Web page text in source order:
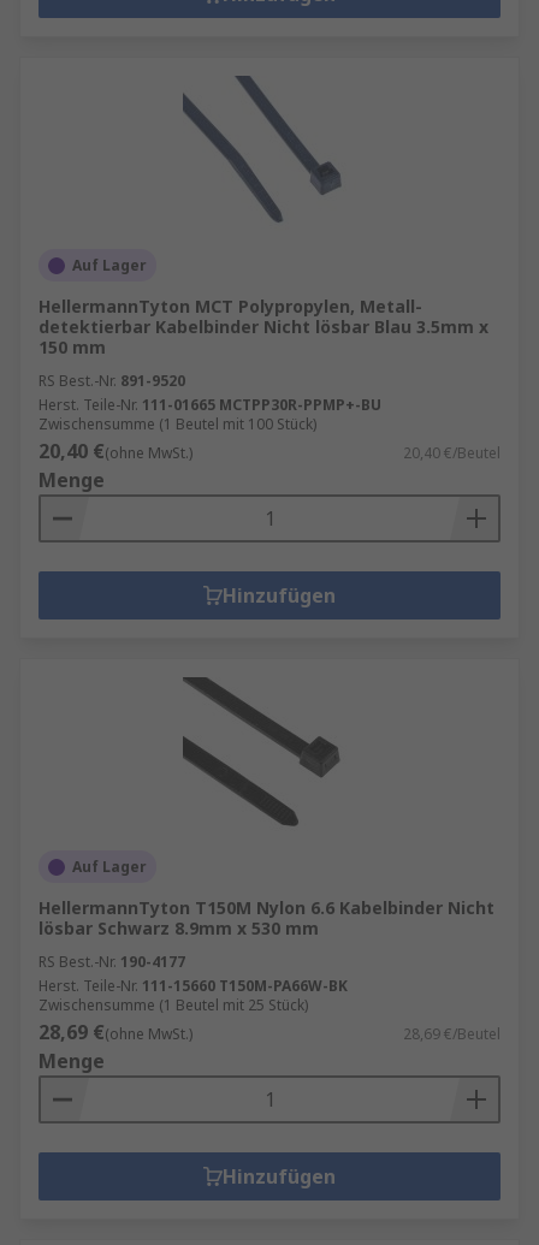
Auf Lager
HellermannTyton MCT Polypropylen, Metall-
detektierbar Kabelbinder Nicht lösbar Blau 3.5mm x
150 mm
RS Best.-Nr. 891-9520
Herst. Teile-Nr. 111-01665 MCTPP30R-PPMP+-BU
Zwischensumme (1 Beutel mit 100 Stück)
20,40 €(ohne MwSt.) 20,40 €/Beutel
Menge
Hinzufügen
Auf Lager
HellermannTyton T150M Nylon 6.6 Kabelbinder Nicht
lösbar Schwarz 8.9mm x 530 mm
RS Best.-Nr. 190-4177
Herst. Teile-Nr. 111-15660 T150M-PA66W-BK
Zwischensumme (1 Beutel mit 25 Stück)
28,69 €(ohne MwSt.) 28,69 €/Beutel
Menge
Hinzufügen